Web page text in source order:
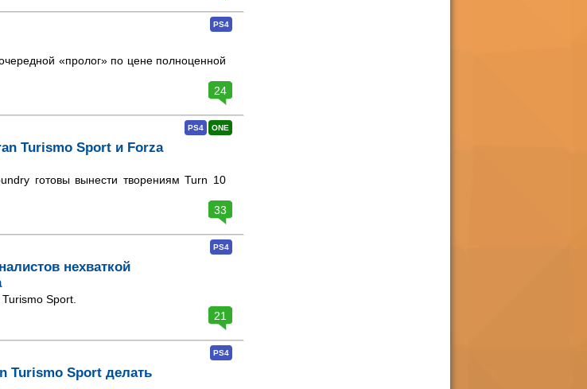
PS4
«пролог» по цене полноценной
24
ONE
PS4
Turismo Sport и Forza
готовы вынести творениям Turn 10
33
PS4
нехваткой
Sport.
21
PS4
Turismo Sport делать